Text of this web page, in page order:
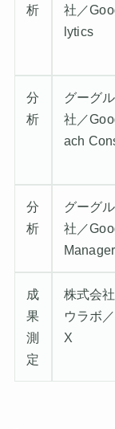
析
社／
lytics
分
析
グーグ
社／
ach
分
析
グーグ
社／
Manager
成
果
測
定
株式会
ウラボ
X